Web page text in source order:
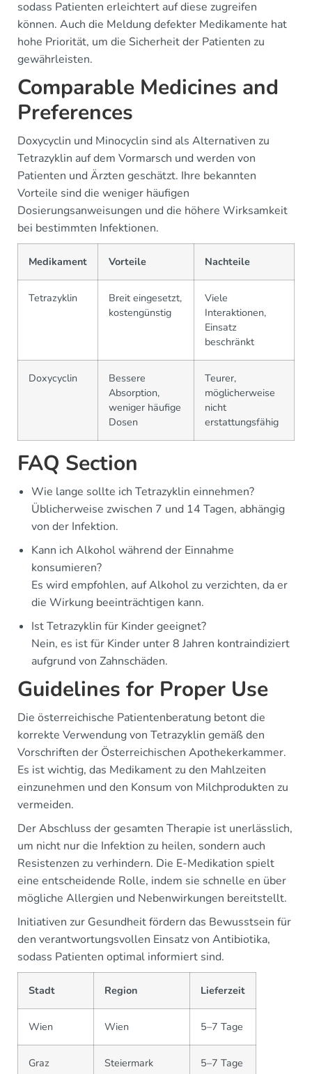
sodass Patienten erleichtert auf diese zugreifen
können. Auch die Meldung defekter Medikamente hat
hohe Priorität, um die Sicherheit der Patienten zu
gewährleisten.
Comparable Medicines and
Preferences
Doxycyclin und Minocyclin sind als Alternativen zu
Tetrazyklin auf dem Vormarsch und werden von
Patienten und Ärzten geschätzt. Ihre bekannten
Vorteile sind die weniger häufigen
Dosierungsanweisungen und die höhere Wirksamkeit
bei bestimmten Infektionen.
Medikament Vorteile Nachteile
Tetrazyklin
Breit eingesetzt,
kostengünstig
Viele
Interaktionen,
Einsatz
beschränkt
Doxycyclin
Bessere
Absorption,
weniger häufige
Dosen
Teurer,
möglicherweise
nicht
erstattungsfähig
FAQ Section
Wie lange sollte ich Tetrazyklin einnehmen?
Üblicherweise zwischen 7 und 14 Tagen, abhängig
von der Infektion.
Kann ich Alkohol während der Einnahme
konsumieren?
Es wird empfohlen, auf Alkohol zu verzichten, da er
die Wirkung beeinträchtigen kann.
Ist Tetrazyklin für Kinder geeignet?
Nein, es ist für Kinder unter 8 Jahren kontraindiziert
aufgrund von Zahnschäden.
Guidelines for Proper Use
Die österreichische Patientenberatung betont die
korrekte Verwendung von Tetrazyklin gemäß den
Vorschriften der Österreichischen Apothekerkammer.
Es ist wichtig, das Medikament zu den Mahlzeiten
einzunehmen und den Konsum von Milchprodukten zu
vermeiden.
Der Abschluss der gesamten Therapie ist unerlässlich,
um nicht nur die Infektion zu heilen, sondern auch
Resistenzen zu verhindern. Die E-Medikation spielt
eine entscheidende Rolle, indem sie schnelle en über
mögliche Allergien und Nebenwirkungen bereitstellt.
Initiativen zur Gesundheit fördern das Bewusstsein für
den verantwortungsvollen Einsatz von Antibiotika,
sodass Patienten optimal informiert sind.
Stadt Region Lieferzeit
Wien Wien 5–7 Tage
Graz Steiermark 5–7 Tage